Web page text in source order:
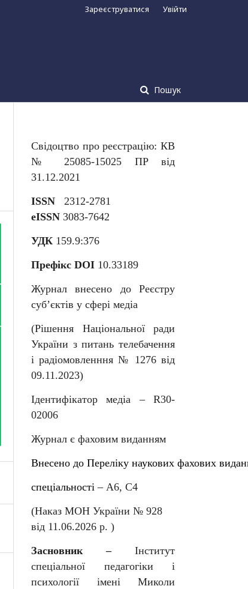
Пошук
Зареєструватися Увійти
Свідоцтво про реєстрацію: КВ
№ 25085-15025 ПР від
31.12.2021
ISSN 2312-2781
eISSN 3083-7642
УДК 159.9:376
Префікс DOI 10.33189
Журнал внесено до Реєстру
суб’єктів у сфері медіа
(Рішення Національної ради
України з питань телебачення
і радіомовленння № 1276 від
09.11.2023)
Ідентифікатор медіа – R30-
02006
Журнал є фаховим виданням
Внесено до Перелiку наукових фахових
спеціальності–А6, С4
(Наказ МОН України № 928
від 11.06.2026 р. )
Засновник – Інститут
спеціальної педагогіки і
психології імені Миколи